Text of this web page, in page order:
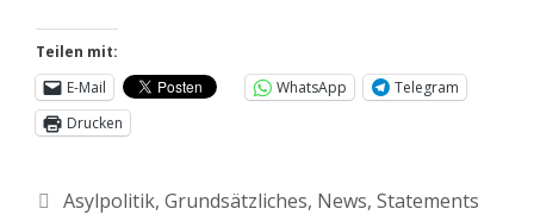
Teilen mit:
E-Mail
WhatsApp
Telegram
Drucken
Asylpolitik, Grundsätzliches, News, Statements